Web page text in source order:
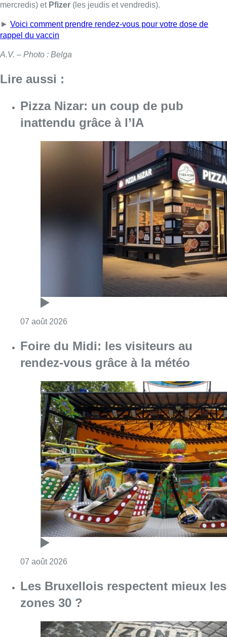
mercredis) et Pfizer (les jeudis et vendredis).
► Voici comment prendre rendez-vous pour votre dose de
rappel du vaccin
A.V. – Photo : Belga
Lire aussi :
Pizza Nizar: un coup de pub
inattendu grâce à l’IA
07 août 2026
Foire du Midi: les visiteurs au
rendez-vous grâce à la météo
07 août 2026
Les Bruxellois respectent mieux les
zones 30 ?